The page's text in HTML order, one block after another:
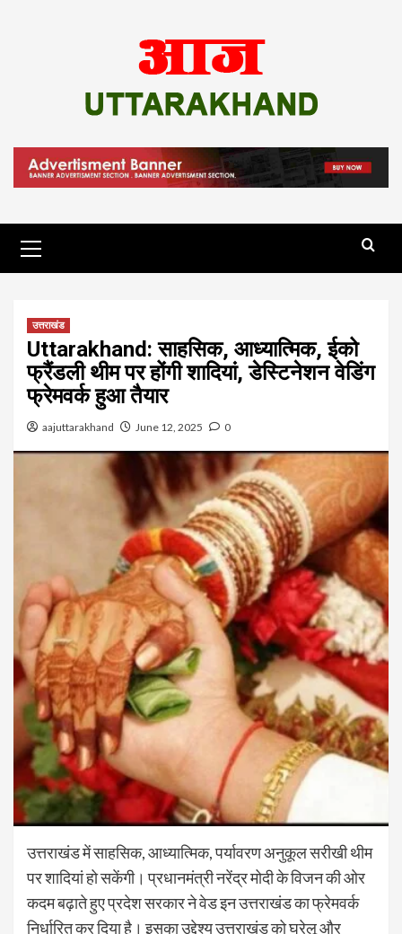
Menu
उत्तराखंड
Uttarakhand: साहसिक, आध्यात्मिक, ईको
फ्रैंडली थीम पर होंगी शादियां, डेस्टिनेशन वेडिंग
फ्रेमवर्क हुआ तैयार
aajuttarakhand June 12, 2025 0
उत्तराखंड में साहसिक, आध्यात्मिक, पर्यावरण अनुकूल सरीखी थीम
पर शादियां हो सकेंगी। प्रधानमंत्री नरेंद्र मोदी के विजन की ओर
कदम बढ़ाते हुए प्रदेश सरकार ने वेड इन उत्तराखंड का फ्रेमवर्क
निर्धारित कर दिया है। इसका उद्देश्य उत्तराखंड को घरेलू और